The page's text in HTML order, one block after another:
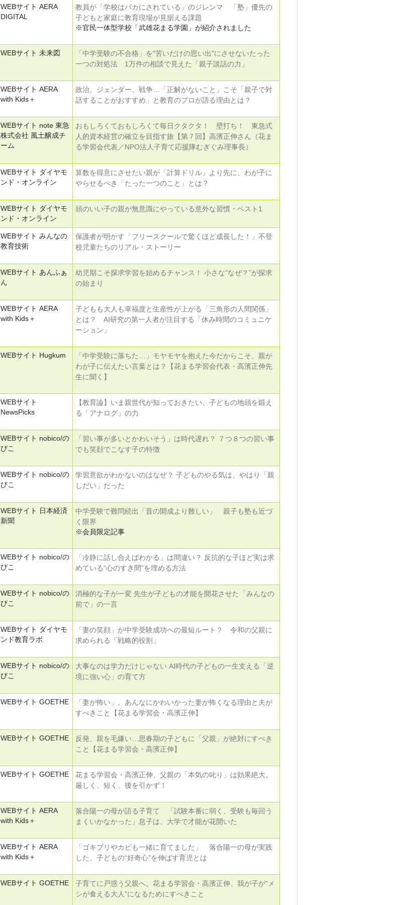
WEBサイト AERA
DIGITAL
教員が「学校はバカにされている」のジレンマ 「塾」優先の
子どもと家庭に教育現場が見据える課題
※官民一体型学校「武雄花まる学園」が紹介されました
WEBサイト 未来図
「中学受験の不合格」を"苦いだけの思い出"にさせないたった
一つの対処法 1万件の相談で見えた「親子談話の力」
WEBサイト AERA
with Kids＋
政治、ジェンダー、戦争…「正解がないこと」こそ「親子で対
話することがおすすめ」と教育のプロが語る理由とは？
WEBサイト note 東急
株式会社 風土醸成チ
ーム
おもしろくておもしろくて毎日クタクタ！ 壁打ち！ 東急式
人的資本経営の確立を目指す旅【第７回】高濱正伸さん（花ま
る学習会代表／NPO法人子育て応援隊むぎぐみ理事長）
WEBサイト ダイヤモ
ンド・オンライン
算数を得意にさせたい親が「計算ドリル」より先に、わが子に
やらせるべき「たった一つのこと」とは？
WEBサイト ダイヤモ
ンド・オンライン
頭のいい子の親が無意識にやっている意外な習慣・ベスト1
WEBサイト みんなの
教育技術
保護者が明かす「フリースクールで驚くほど成長した！」不登
校児童たちのリアル・ストーリー
WEBサイト あんふぁ
ん
幼児期こそ探求学習を始めるチャンス！ 小さな“なぜ？”が探求
の始まり
WEBサイト AERA
with Kids＋
子どもも大人も幸福度と生産性が上がる「三角形の人間関係」
とは？ AI研究の第一人者が注目する「休み時間のコミュニケ
ーション」
WEBサイト Hugkum
「中学受験に落ちた…」モヤモヤを抱えた今だからこそ、親が
わが子に伝えたい言葉とは？【花まる学習会代表・高濱正伸先
生に聞く】
WEBサイト
NewsPicks
【教育論】いま親世代が知っておきたい、子どもの地頭を鍛え
る「アナログ」の力
WEBサイト nobico/の
びこ
「習い事が多いとかわいそう」は時代遅れ？ ７つ８つの習い事
でも笑顔でこなす子の特徴
WEBサイト nobico/の
びこ
学習意欲がわかないのはなぜ？ 子どものやる気は、やはり「親
しだい」だった
WEBサイト 日本経済
新聞
中学受験で難問続出「昔の開成より難しい」 親子も塾も近づ
く限界
※会員限定記事
WEBサイト nobico/の
びこ
「冷静に話し合えばわかる」は間違い？ 反抗的な子ほど実は求
めている“心のすき間”を埋める方法
WEBサイト nobico/の
びこ
消極的な子が一変 先生が子どもの才能を開花させた「みんなの
前で」の一言
WEBサイト ダイヤモ
ンド教育ラボ
「妻の笑顔」が中学受験成功への最短ルート？ 令和の父親に
求められる「戦略的役割」
WEBサイト nobico/の
びこ
大事なのは学力だけじゃない AI時代の子どもの一生支える「逆
境に強い心」の育て方
WEBサイト GOETHE
「妻が怖い」。あんなにかわいかった妻が怖くなる理由と夫が
すべきこと【花まる学習会・高濱正伸】
WEBサイト GOETHE
反発、親を毛嫌い…思春期の子どもに「父親」が絶対にすべき
こと【花まる学習会・高濱正伸】
WEBサイト GOETHE
花まる学習会・高濱正伸、父親の「本気の叱り」は効果絶大。
厳しく、短く、後を引かず！
WEBサイト AERA
with Kids＋
落合陽一の母が語る子育て 「試験本番に弱く、受験も毎回う
まくいかなかった」息子は、大学で才能が花開いた
WEBサイト AERA
with Kids＋
「ゴキブリやカビも一緒に育てました」 落合陽一の母が実践
した、子どもの“好奇心”を伸ばす育児とは
WEBサイト GOETHE
子育てに戸惑う父親へ。花まる学習会・高濱正伸、我が子が“メ
シが食える大人”になるためにすべきこと